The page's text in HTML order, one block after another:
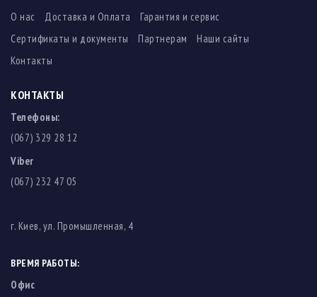
О нас Доставка и Оплата
Гарантия и сервис
Сертификаты и документы
Партнерам
Наши сайты
Контакты
КОНТАКТЫ
Телефоны:
(067) 329 28 12
Viber
(067) 232 47 05
г. Киев, ул. Промышленная, 4
ВРЕМЯ РАБОТЫ:
Офис